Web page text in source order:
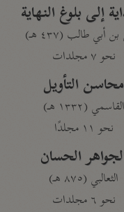
إلى بلوغ النهاية
أبي طالب (٤٣٧ هـ)
نحو ٧ مجلدات
محاسن التأويل
القاسمي (١٣٣٢ هـ)
نحو ١١ مجلدًا
الحسان
الثعالبي (٨٧٥ هـ)
نحو ٦ مجلدات